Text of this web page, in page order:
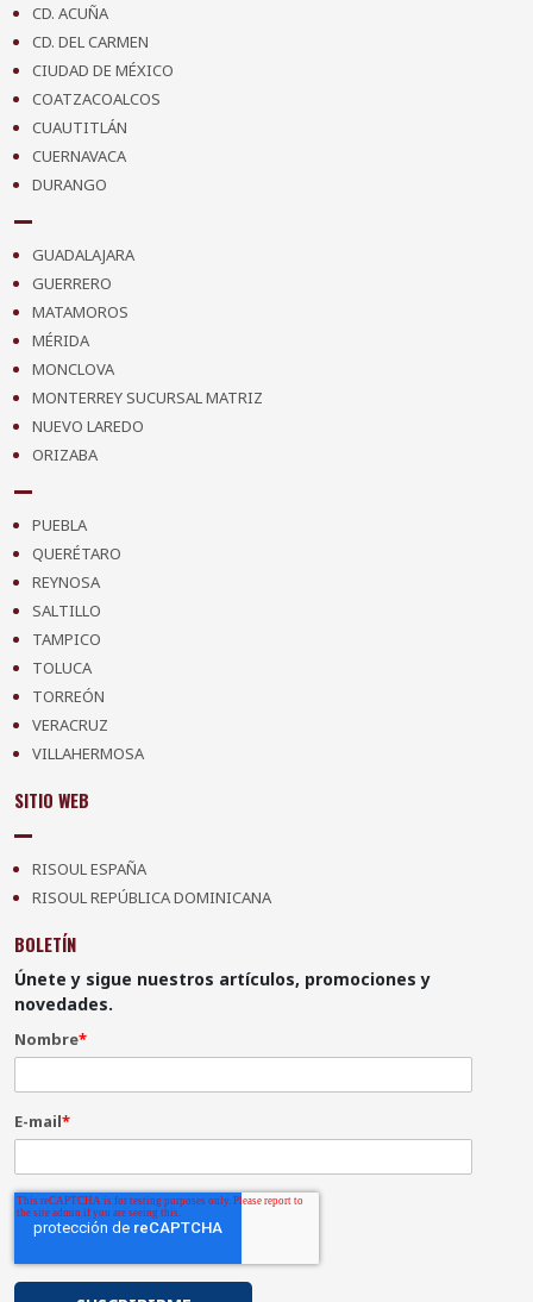
CD. ACUÑA
CD. DEL CARMEN
CIUDAD DE MÉXICO
COATZACOALCOS
CUAUTITLÁN
CUERNAVACA
DURANGO
GUADALAJARA
GUERRERO
MATAMOROS
MÉRIDA
MONCLOVA
MONTERREY SUCURSAL MATRIZ
NUEVO LAREDO
ORIZABA
PUEBLA
QUERÉTARO
REYNOSA
SALTILLO
TAMPICO
TOLUCA
TORREÓN
VERACRUZ
VILLAHERMOSA
SITIO WEB
RISOUL ESPAÑA
RISOUL REPÚBLICA DOMINICANA
BOLETÍN
Únete y sigue nuestros artículos, promociones y
novedades.
Nombre*
E-mail*